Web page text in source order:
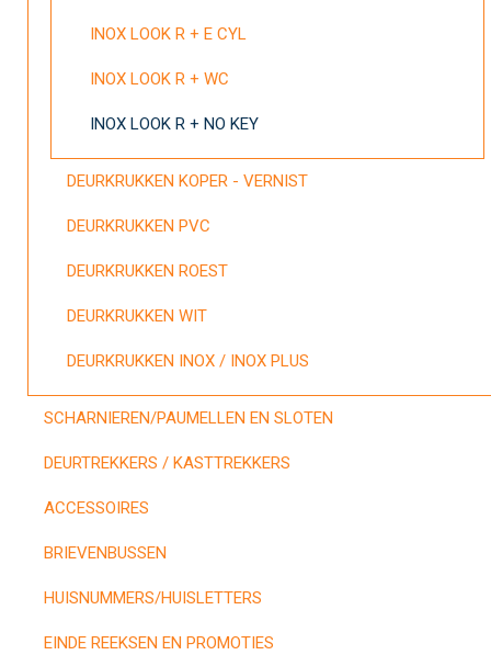
INOX LOOK R + E CYL
INOX LOOK R + WC
INOX LOOK R + NO KEY
DEURKRUKKEN KOPER - VERNIST
DEURKRUKKEN PVC
DEURKRUKKEN ROEST
DEURKRUKKEN WIT
DEURKRUKKEN INOX / INOX PLUS
SCHARNIEREN/PAUMELLEN EN SLOTEN
DEURTREKKERS / KASTTREKKERS
ACCESSOIRES
BRIEVENBUSSEN
HUISNUMMERS/HUISLETTERS
EINDE REEKSEN EN PROMOTIES